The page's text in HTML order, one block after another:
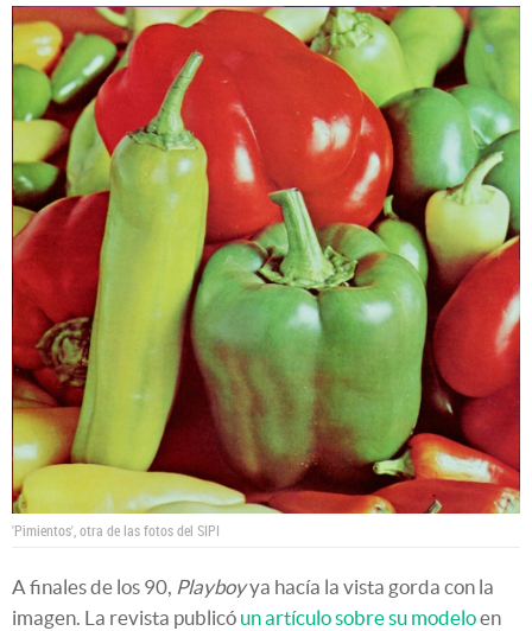
'Pimientos', otra de las fotos del SIPI
A finales de los 90, Playboyya hacía la vista gorda con la
imagen. La revista publicó un artículo sobre su modeloen